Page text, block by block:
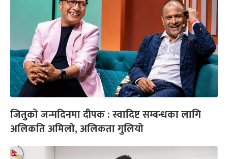
जितुको जन्मदिनमा दीपक : स्वादिष्ट सम्बन्धका लागि
अलिकति अमिलो, अलिकता गुलियो